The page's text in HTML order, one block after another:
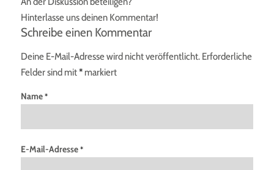
Hinterlasse uns deinen Kommentar!
Schreibe einen Kommentar
Deine E-Mail-Adresse wird nicht veröffentlicht. Erforderliche
Felder sind mit*markiert
Name*
E-Mail-Adresse*